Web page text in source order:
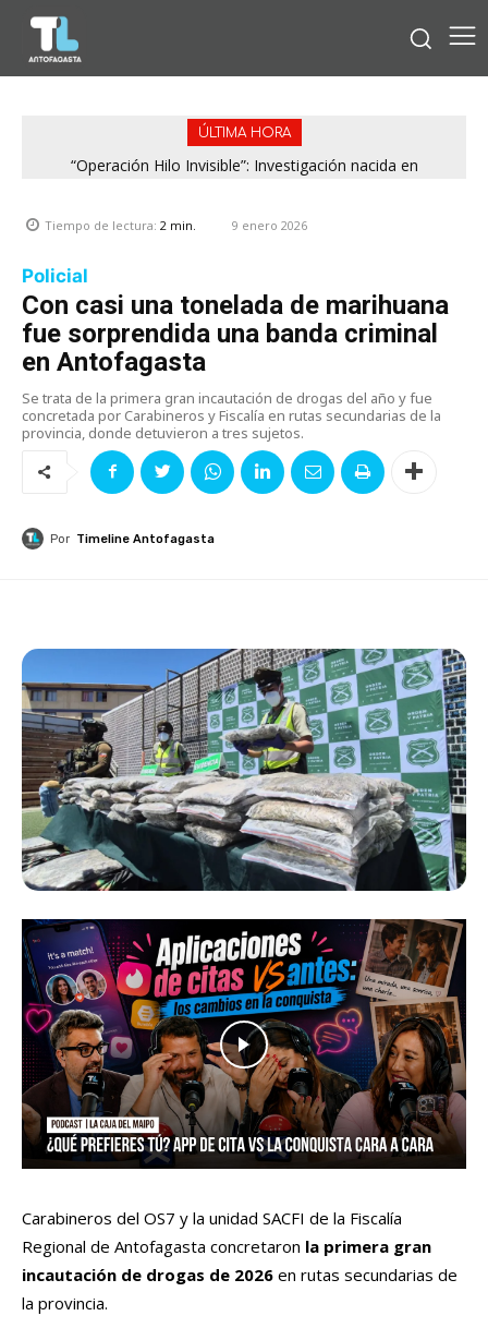
ÚLTIMA HORA
“Operación Hilo Invisible”: Investigación nacida en
Tiempo de lectura: 2 min. 9 enero 2026
Policial
Con casi una tonelada de marihuana
fue sorprendida una banda criminal
en Antofagasta
Se trata de la primera gran incautación de drogas del año y fue
concretada por Carabineros y Fiscalía en rutas secundarias de la
provincia, donde detuvieron a tres sujetos.
Por Timeline Antofagasta
Carabineros del OS7 y la unidad SACFI de la Fiscalía
Regional de Antofagasta concretaron la primera gran
incautación de drogas de 2026 en rutas secundarias de
la provincia.